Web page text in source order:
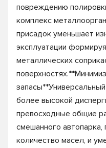
повреждению
комплекс
присадок уменьшает
эксплуатации
металлических
более высокой
превосходные общие
смешанного автопарка,
количество масел, и